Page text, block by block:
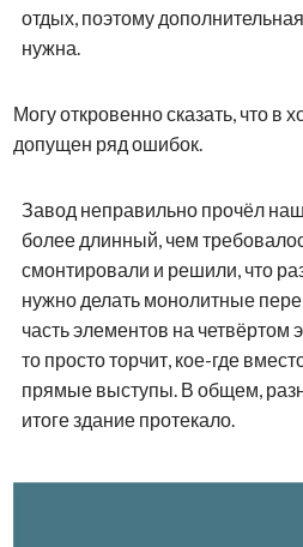
отдых, поэтому
нужна.
Могу откровенно сказать, что в
допущен ряд ошибок.
Завод неправильно прочёл
более длинный, чем
смонтировали и решили, что
нужно делать монолитные
часть элементов на четвёртом
то просто торчит, кое-где
прямые выступы. В общем,
итоге здание протекало.